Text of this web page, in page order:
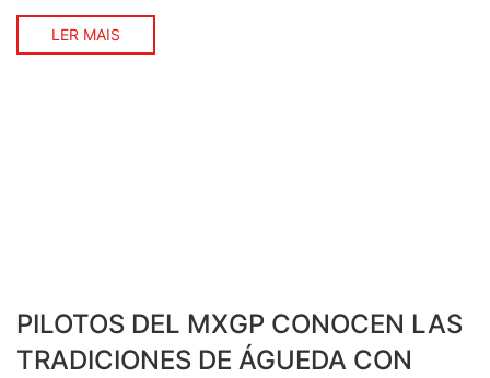
LER MAIS
PILOTOS DEL MXGP CONOCEN LAS
TRADICIONES DE ÁGUEDA CON